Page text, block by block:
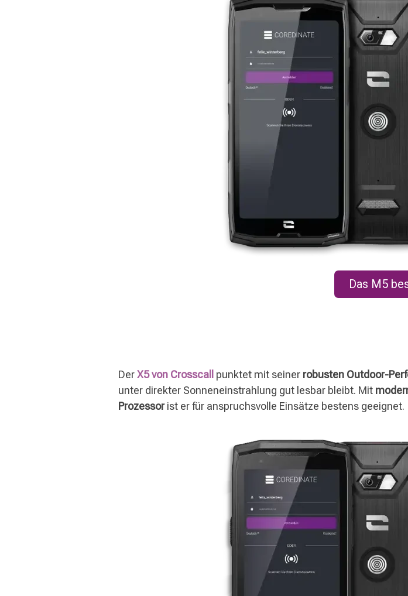
Das M5
DerX5 von Crosscall punktet mit seiner robusten Outdoor-
unter direkter Sonneneinstrahlung gut lesbar bleibt. Mit
Prozessorist er für anspruchsvolle Einsätze bestens geeignet.